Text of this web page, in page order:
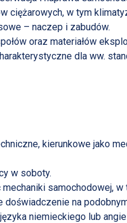
ciężarowych, w tym
– naczep i zabudów.
oraz materiałów
dla ww.
kierunkowe jako
w soboty.
samochodowej,
na
niemieckiego lub